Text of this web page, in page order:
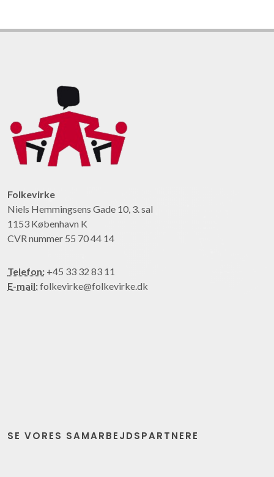
Folkevirke
Niels Hemmingsens Gade 10, 3. sal
1153 København K
CVR nummer 55 70 44 14
Telefon: +45 33 32 83 11
E-mail:folkevirke@folkevirke.dk
SE VORES SAMARBEJDSPARTNERE